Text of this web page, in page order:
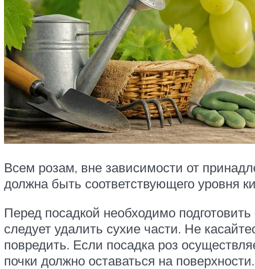
Всем розам, вне зависимости от
должна быть соответствующего уровня
Перед посадкой необходимо
следует удалить сухие части. Не
повредить. Если посадка роз
почки должно оставаться на